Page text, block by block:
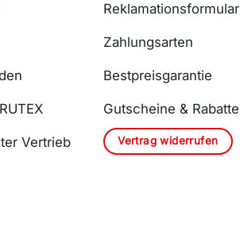
Vertrieb
Reklamationsformular
Zahlungsarten
Bestpreisgarantie
Gutscheine & Rabatte
Vertrag widerrufen